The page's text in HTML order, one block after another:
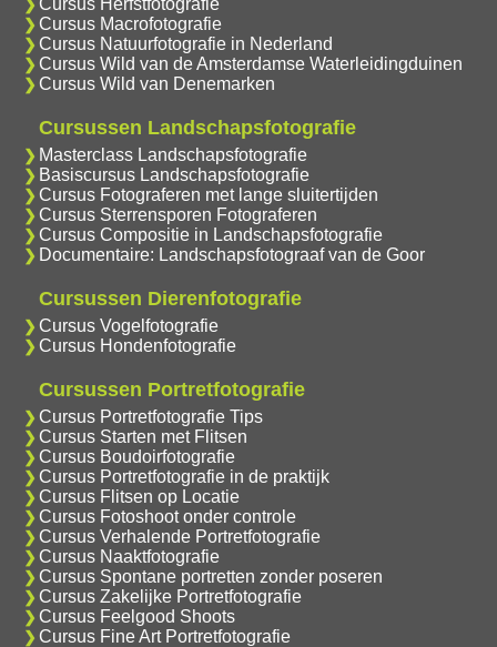
Cursus Macrofotografie
Cursus Natuurfotografie in Nederland
Cursus Wild van de Amsterdamse Waterleidingduinen
Cursus Wild van Denemarken
Cursussen Landschapsfotografie
Masterclass Landschapsfotografie
Basiscursus Landschapsfotografie
Cursus Fotograferen met lange sluitertijden
Cursus Sterrensporen Fotograferen
Cursus Compositie in Landschapsfotografie
Documentaire: Landschapsfotograaf van de Goor
Cursussen Dierenfotografie
Cursus Vogelfotografie
Cursus Hondenfotografie
Cursussen Portretfotografie
Cursus Portretfotografie Tips
Cursus Starten met Flitsen
Cursus Boudoirfotografie
Cursus Portretfotografie in de praktijk
Cursus Flitsen op Locatie
Cursus Fotoshoot onder controle
Cursus Verhalende Portretfotografie
Cursus Naaktfotografie
Cursus Spontane portretten zonder poseren
Cursus Zakelijke Portretfotografie
Cursus Feelgood Shoots
Cursus Fine Art Portretfotografie